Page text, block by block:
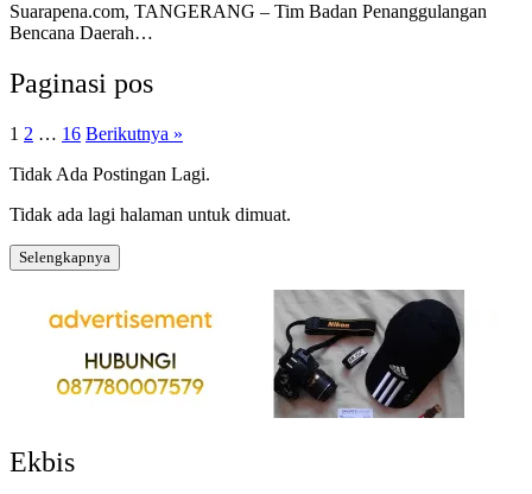
Suarapena.com, TANGERANG – Tim Badan Penanggulangan
Bencana Daerah…
Paginasi pos
1 2 … 16 Berikutnya »
Tidak Ada Postingan Lagi.
Tidak ada lagi halaman untuk dimuat.
Selengkapnya
Ekbis